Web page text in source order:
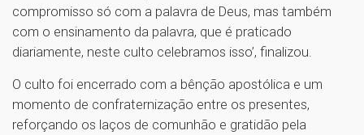
compromisso só com a palavra de Deus, mas também
com o ensinamento da palavra, que é praticado
diariamente, neste culto celebramos isso’, finalizou.
O culto foi encerrado com a bênção apostólica e um
momento de confraternização entre os presentes,
reforçando os laços de comunhão e gratidão pela